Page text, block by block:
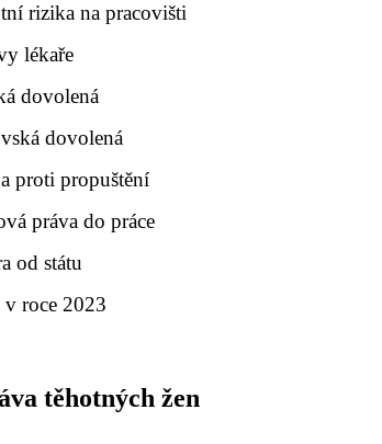
rizika na pracovišti
lékaře
dovolená
dovolená
proti propuštění
práva do práce
od státu
roce 2023
těhotných žen